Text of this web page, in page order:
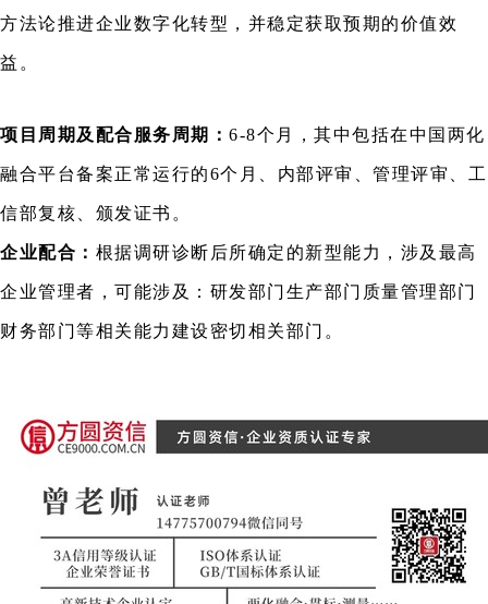
方法论推进企业数字化转型，并稳定获取预期的价值效
益。
项目周期及配合服务周期： 6-8个月，其中包括在中国两化
融合平台备案正常运行的6个月、内部评审、管理评审、工
信部复核、颁发证书。
企业配合： 根据调研诊断后所确定的新型能力，涉及最高
企业管理者，可能涉及：研发部门生产部门质量管理部门
财务部门等相关能力建设密切相关部门。